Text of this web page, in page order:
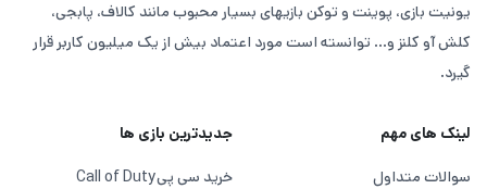
یونیت بازی، پوینت و توکن بازیهای بسیار محبوب مانند کالاف، پابجی،
کلش آو کلنز و... توانسته است مورد اعتماد بیش از یک میلیون کاربر قرار
گیرد.
لینک های مهم
سوالات متداول
جدیدترین بازی ها
خرید سی پیCall of Duty